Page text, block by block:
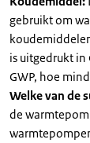
gebruikt om
is uitgedrukt in
GWP, hoe
Welke van de
de